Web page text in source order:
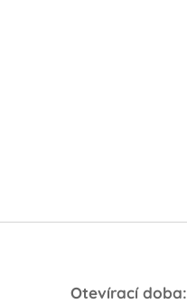
Otevírací doba: